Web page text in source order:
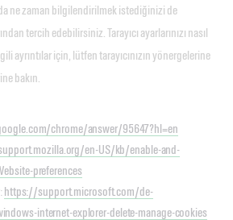
ne zaman bilgilendirilmek istediğinizi de
tercih edebilirsiniz. Tarayıcı ayarlarınızı nasıl
ayrıntılar için, lütfen tarayıcınızın yönergelerine
bakın.
chrome/answer/95647?hl=en
en-US/kb/enable-and-
preferences
https://support.microsoft.com/de-
internet-explorer-delete-manage-cookies